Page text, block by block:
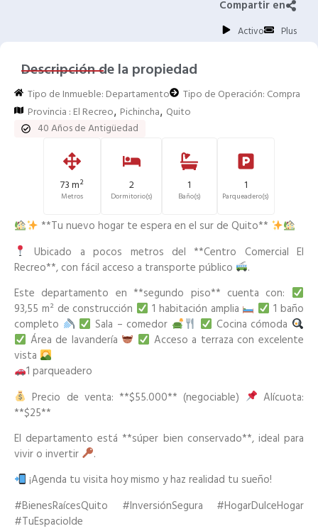
Compartir en
Activo Plus
Descripción de la propiedad
Tipo de Inmueble: Departamento Tipo de Operación: Compra
Provincia : El Recreo, Pichincha, Quito
40 Años de Antigüedad
73 m²
Metros
2
Dormitorio(s)
1
Baño(s)
1
Parqueadero(s)
**Tu nuevo hogar te espera en el sur de Quito**
Ubicado a pocos metros del **Centro Comercial El
Recreo**, con fácil acceso a transporte público
.
Este departamento en **segundo piso** cuenta con:
93,55 m² de construcción
1 habitación amplia
1 baño
completo
Sala – comedor
Cocina cómoda
Área de lavandería
Acceso a terraza con excelente
vista
1 parqueadero
Precio de venta: **$55.000** (negociable)
Alícuota:
**$25**
El departamento está **súper bien conservado**, ideal para
vivir o invertir
.
¡Agenda tu visita hoy mismo y haz realidad tu sueño!
#BienesRaícesQuito #InversiónSegura #HogarDulceHogar
#TuEspacioIde